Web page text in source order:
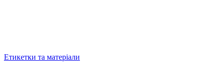
Етикетки та матеріали